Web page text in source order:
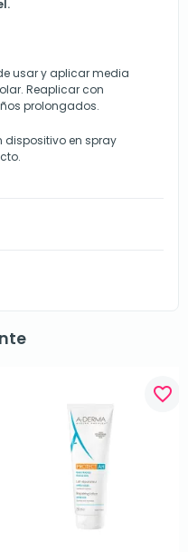
usar y aplicar media
Reaplicar con
prolongados.
dispositivo en spray
favorite_border